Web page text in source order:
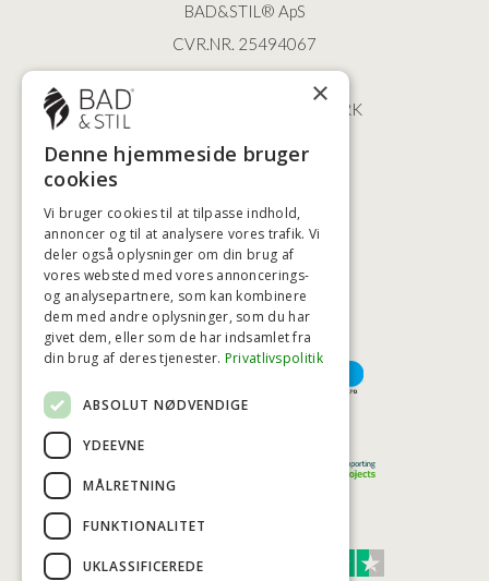
BAD&STIL® ApS
CVR.NR. 25494067
ØSTERBROGADE 202
2100 KØBENHAVN • DANMARK
+45 3920 5084
HØJESTE KREDITVÆRDIGHED
BETALINGSMULIGHEDER
TRUST SCORE 4,7
×
Denne hjemmeside bruger
cookies
Vi bruger cookies til at tilpasse indhold,
annoncer og til at analysere vores trafik. Vi
deler også oplysninger om din brug af
vores websted med vores annoncerings-
og analysepartnere, som kan kombinere
dem med andre oplysninger, som du har
givet dem, eller som de har indsamlet fra
din brug af deres tjenester. Privatlivspolitik
ABSOLUT NØDVENDIGE
YDEEVNE
MÅLRETNING
FUNKTIONALITET
UKLASSIFICEREDE